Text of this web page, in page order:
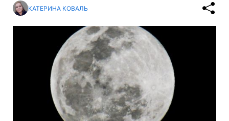
КАТЕРИНА КОВАЛЬ